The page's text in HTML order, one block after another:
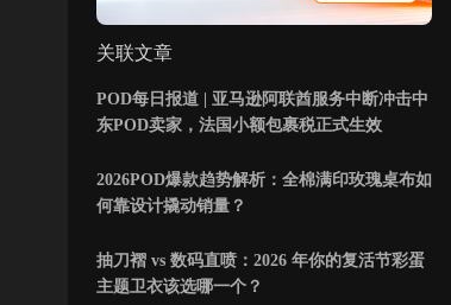
关联文章
POD每日报道 | 亚马逊阿联酋服务中断冲击中
东POD卖家，法国小额包裹税正式生效
2026POD爆款趋势解析：全棉满印玫瑰桌布如
何靠设计撬动销量？
抽刀褶 vs 数码直喷：2026 年你的复活节彩蛋
主题卫衣该选哪一个？